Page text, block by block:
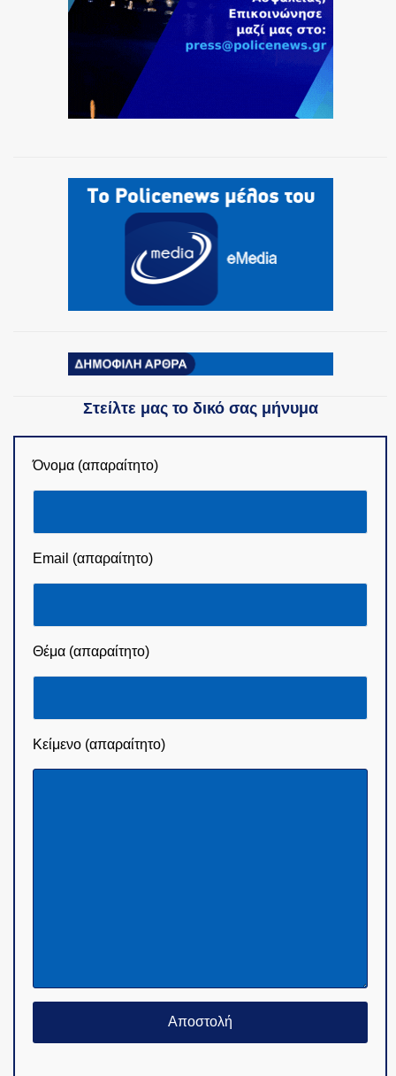
Στείλτε μας το δικό σας μήνυμα
Όνομα (απαραίτητο)
Email (απαραίτητο)
Θέμα (απαραίτητο)
Κείμενο (απαραίτητο)